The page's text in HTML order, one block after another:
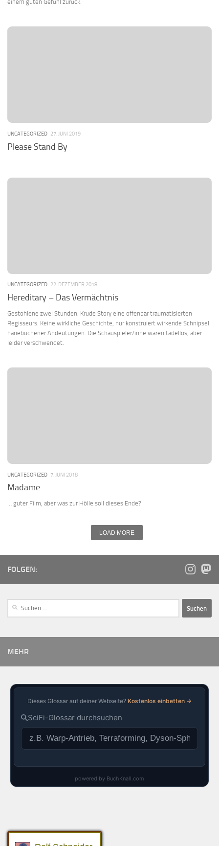
einem guten Gefühl zurück.
UNCATEGORIZED 27. JUNI 2019
Please Stand By
UNCATEGORIZED 22. DEZEMBER 2018
Hereditary – Das Vermächtnis
Gestohlene zwei Stunden. Krude Story eine offenbar traumatisierten
Regisseurs. Keine wirkliche Geschichte, nur konstruiert wirkende Schnipsel
hanebüchener Andeutungen. Die Schauspieler/inne waren tadellos, aber
leider verschwendet.
UNCATEGORIZED 7. JUNI 2018
Madame
… guter Film, aber was zur Hölle soll dieses Ende?
LOAD MORE
FOLGEN:
MEHR